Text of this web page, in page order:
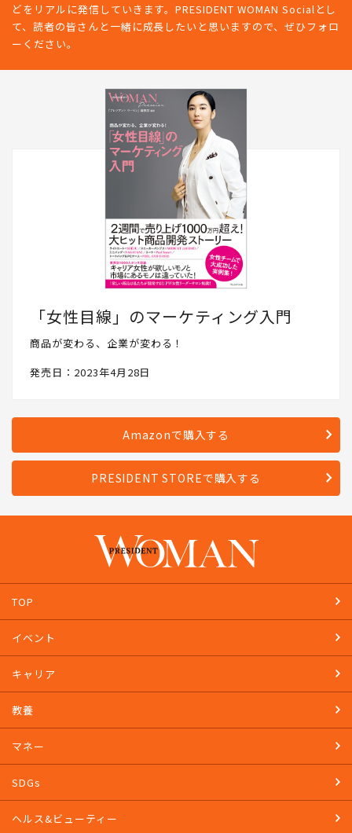
どをリアルに発信していきます。PRESIDENT WOMAN Socialとし
て、読者の皆さんと一緒に成長したいと思いますので、ぜひフォロ
ーください。
「女性目線」のマーケティング入門
商品が変わる、企業が変わる！
発売日：2023年4月28日
Amazonで購入する
PRESIDENT STOREで購入する
TOP
イベント
キャリア
教養
マネー
SDGs
ヘルス&ビューティー